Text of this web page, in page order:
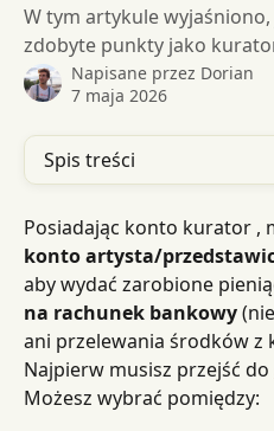
W tym artykule
zdobyte punkty jako
Napisane przez Dorian
7 maja 2026
Spis treści
Posiadając konto kurator ,
konto artysta/
aby wydać zarobione
na rachunek bankowy
ani przelewania środków z
Najpierw musisz przejść do
Możesz wybrać pomiędzy: